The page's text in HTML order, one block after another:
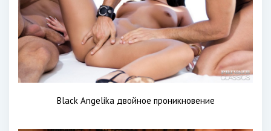
Black Angelika двойное проникновение